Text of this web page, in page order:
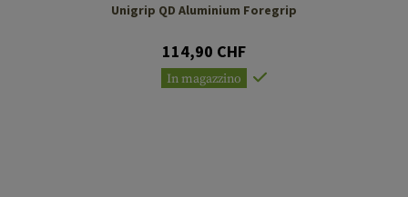
Unigrip QD Aluminium Foregrip
114,90 CHF
In magazzino